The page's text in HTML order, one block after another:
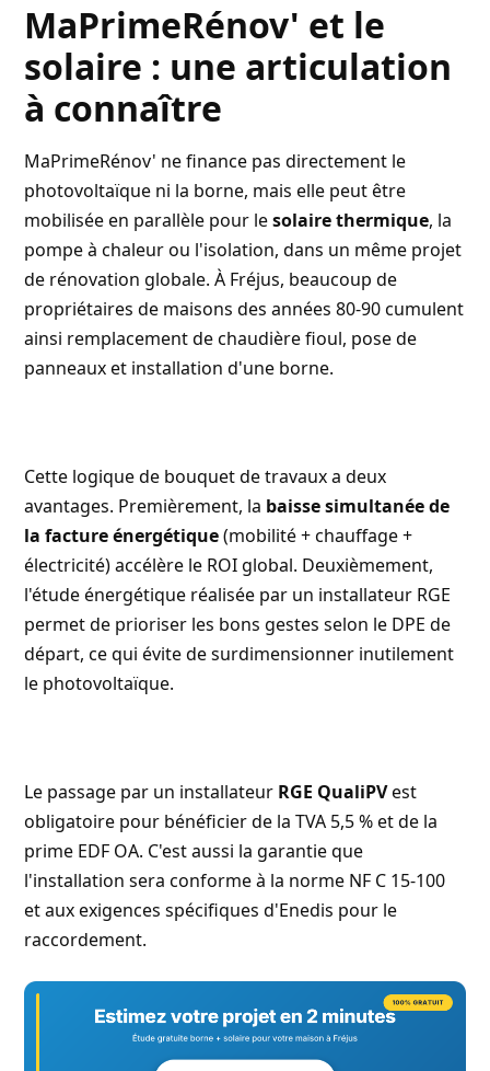
MaPrimeRénov' et le
solaire : une articulation
à connaître
MaPrimeRénov' ne finance pas directement le
photovoltaïque ni la borne, mais elle peut être
mobilisée en parallèle pour lesolaire thermique, la
pompe à chaleur ou l'isolation, dans un même projet
de rénovation globale. À Fréjus, beaucoup de
propriétaires de maisons des années 80-90 cumulent
ainsi remplacement de chaudière fioul, pose de
panneaux et installation d'une borne.
Cette logique de bouquet de travaux a deux
avantages. Premièrement, la baisse simultanée de
la facture énergétique(mobilité + chauffage +
électricité) accélère le ROI global. Deuxièmement,
l'étude énergétique réalisée par un installateur RGE
permet de prioriser les bons gestes selon le DPE de
départ, ce qui évite de surdimensionner inutilement
le photovoltaïque.
Le passage par un installateur RGE QualiPVest
obligatoire pour bénéficier de la TVA 5,5 % et de la
prime EDF OA. C'est aussi la garantie que
l'installation sera conforme à la norme NF C 15-100
et aux exigences spécifiques d'Enedis pour le
raccordement.